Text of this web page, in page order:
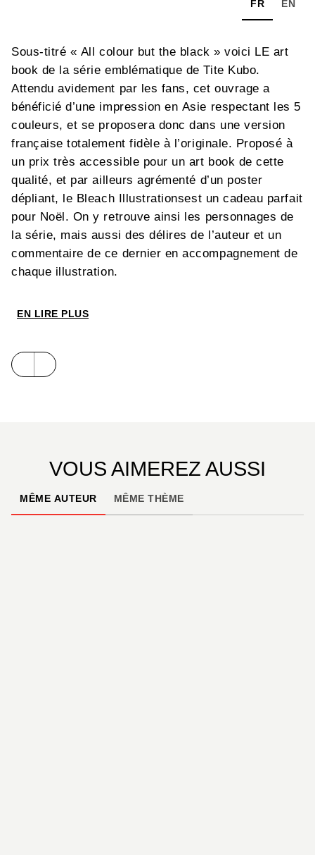
FR EN
Sous-titré « All colour but the black » voici LE art
book de la série emblématique de Tite Kubo.
Attendu avidement par les fans, cet ouvrage a
bénéficié d’une impression en Asie respectant les 5
couleurs, et se proposera donc dans une version
française totalement fidèle à l’originale. Proposé à
un prix très accessible pour un art book de cette
qualité, et par ailleurs agrémenté d’un poster
dépliant, le Bleach Illustrationsest un cadeau parfait
pour Noël. On y retrouve ainsi les personnages de
la série, mais aussi des délires de l’auteur et un
commentaire de ce dernier en accompagnement de
chaque illustration.
EN LIRE PLUS
VOUS AIMEREZ AUSSI
MÊME AUTEUR MÊME THÈME